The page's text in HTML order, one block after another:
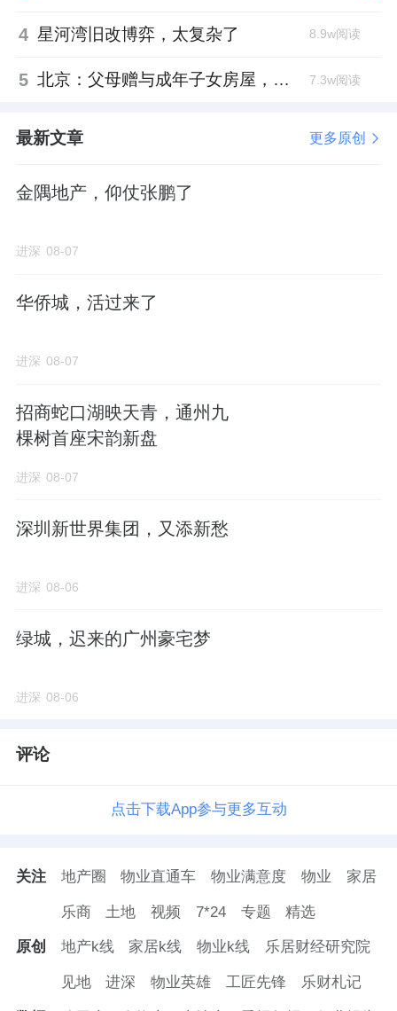
来源：进深
4 星河湾旧改博弈，太复杂了 8.9w阅读
5 北京：父母赠与成年子女房屋，不再核验子女的购房资格 7.3w阅读
最新文章 更多原创
金隅地产，仰仗张鹏了
进深 08-07
华侨城，活过来了
进深 08-07
招商蛇口湖映天青，通州九
棵树首座宋韵新盘
进深 08-07
深圳新世界集团，又添新愁
进深 08-06
绿城，迟来的广州豪宅梦
进深 08-06
评论
点击下载App参与更多互动
关注 地产圈 物业直通车 物业满意度 物业 家居
乐商 土地 视频 7*24 专题 精选
原创 地产k线 家居k线 物业k线 乐居财经研究院
见地 进深 物业英雄 工匠先锋 乐财札记